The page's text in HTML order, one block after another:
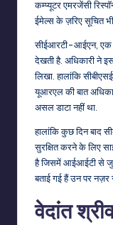
कम्प्यूटर एमरजेंसी
ईमेल्स के ज़रिए सूचित
सीईआरटी-आईएन, एक
देखती है. अधिकारी ने
लिखा. हालांकि
यूआरएल की बात
असल डाटा नहीं था.
हालांकि कुछ दिन बाद
सुरक्षित करने के लिए
है जिसमें आईआईटी से जुड़े
बताई गई हैं उन पर नज़र
वेदांत